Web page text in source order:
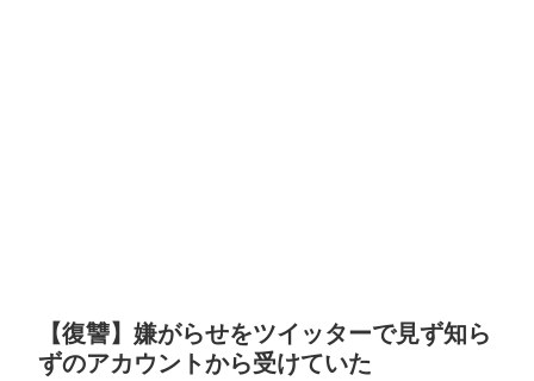
【復讐】嫌がらせをツイッターで見ず知ら
ずのアカウントから受けていた